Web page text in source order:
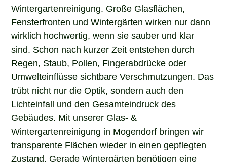
Wintergartenreinigung. Große Glasflächen,
Fensterfronten und Wintergärten wirken nur dann
wirklich hochwertig, wenn sie sauber und klar
sind. Schon nach kurzer Zeit entstehen durch
Regen, Staub, Pollen, Fingerabdrücke oder
Umwelteinflüsse sichtbare Verschmutzungen. Das
trübt nicht nur die Optik, sondern auch den
Lichteinfall und den Gesamteindruck des
Gebäudes. Mit unserer Glas- &
Wintergartenreinigung in Mogendorf bringen wir
transparente Flächen wieder in einen gepflegten
Zustand. Gerade Wintergärten benötigen eine